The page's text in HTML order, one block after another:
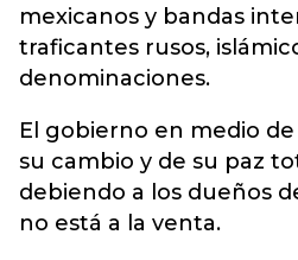
mexicanos y bandas
traficantes rusos,
denominaciones.
El gobierno en medio
su cambio y de su paz
debiendo a los dueños
no está a la venta.